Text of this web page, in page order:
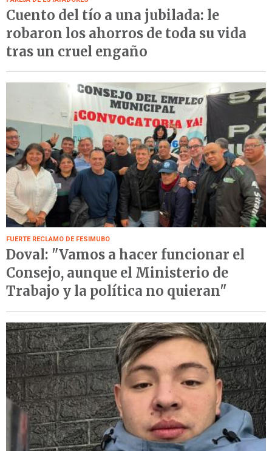
Cuento del tío a una jubilada: le
robaron los ahorros de toda su vida
tras un cruel engaño
FUERTE RECLAMO DE FESIMUBO
Doval: "Vamos a hacer funcionar el
Consejo, aunque el Ministerio de
Trabajo y la política no quieran"